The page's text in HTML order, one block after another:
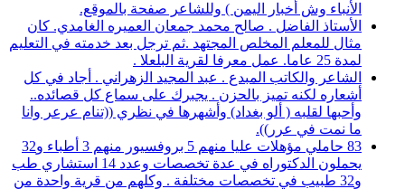
الأنباء وش أخبار اليمن ) وللشاعر صفحة بالموقع.
الأستاذ الفاضل . صالح محمد جمعان العميره الغامدي. كان
مثال للمعلم المخلص المجتهد .ثم ترجل بعد خدمته في التعليم
لمدة 25 عاما. عمل معرفا لقرية البلعلا .
الشاعر والكاتب المبدع . عبد المجيد الزهراني . أجاد في كل
أشعاره لكنه تميز بالحزن . يجبرك على سماع كل قصائده..
وأحبها لقلبه ( ألو بغداد) وأشهرها في نظري ((تنام عرعر وانا
ما نمت في عرر)).
83 حاملي مؤهلات عليا منهم 5 بروفسيور منهم 3 أطباء و32
يحملون الدكتوراه في عدة تخصصات وعدد 14 استشاري طب
و32 طبيب في تخصصات مختلفة . وكلهم من قرية واحدة من